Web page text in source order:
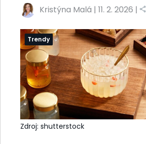
Kristýna Malá | 11. 2. 2026 |
Trendy
Zdroj: shutterstock